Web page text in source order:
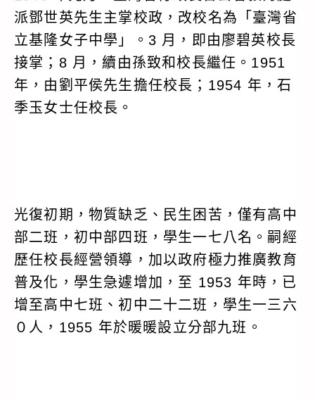
派鄧世英先生主掌校政，改校名為「臺灣省
立基隆女子中學」。3 月，即由廖碧英校長
接掌；8 月，續由孫致和校長繼任。1951
年，由劉平侯先生擔任校長；1954 年，石
季玉女士任校長。
光復初期，物質缺乏、民生困苦，僅有高中
部二班，初中部四班，學生一七八名。嗣經
歷任校長經營領導，加以政府極力推廣教育
普及化，學生急遽增加，至 1953 年時，已
增至高中七班、初中二十二班，學生一三六
０人，1955 年於暖暖設立分部九班。